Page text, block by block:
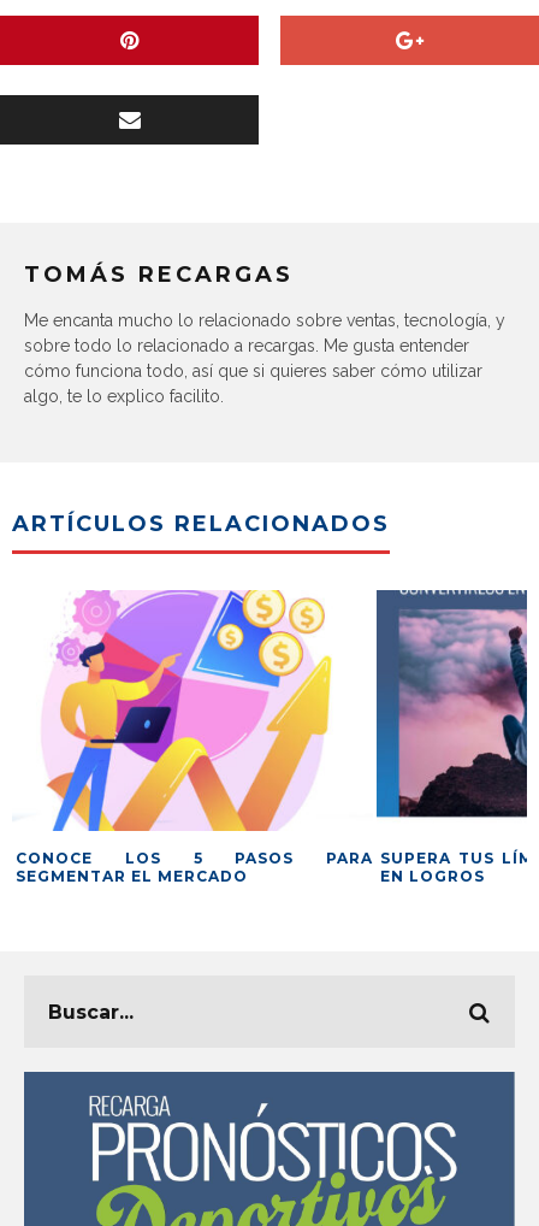
TOMÁS RECARGAS
Me encanta mucho lo relacionado sobre ventas, tecnología, y
sobre todo lo relacionado a recargas. Me gusta entender
cómo funciona todo, así que si quieres saber cómo utilizar
algo, te lo explico facilito.
ARTÍCULOS RELACIONADOS
PARA
SUPERA TUS LÍMITES Y CONVIÉRTELOS
EN LOGROS
CÓMO
LA